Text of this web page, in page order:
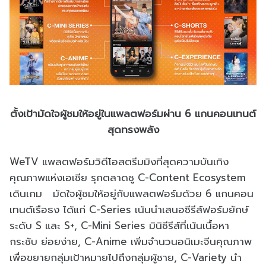
ตั้งเป้ามัดใจผู้ชมให้อยู่ในแพลตฟอร์มผ่าน 6 แกนคอนเทนต์
สุดทรงพลัง
WeTV แพลตฟอร์มวิดีโอสตรีมมิงที่สุดความบันเทิง
คุณภาพแห่งเอเชีย รุกตลาดชู C-Content Ecosystem
เดินเกม มัดใจผู้ชมให้อยู่กับแพลตฟอร์มด้วย 6 แกนคอน
เทนต์เรือธง ได้แก่ C-Series เน้นนำเสนอซีรีส์ฟอร์มยักษ์
ระดับ S และ S+, C-Mini Series มินิซีรีส์ที่เน้นเนื้อหา
กระชับ ย่อยง่าย, C-Anime เพิ่มจำนวนอนิเมะจีนคุณภาพ
เพื่อขยายกลุ่มเป้าหมายไปถึงกลุ่มผู้ชาย, C-Variety นำ